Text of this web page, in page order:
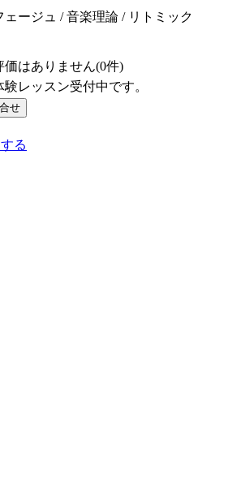
ェージュ / 音楽理論 / リトミック
価はありません(0件)
験レッスン受付中です。
る